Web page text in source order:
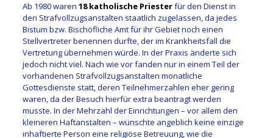
Ab 1980 waren 18 katholische Priesterfür den Dienst in
den Strafvollzugsanstalten staatlich zugelassen, da jedes
Bistum bzw. Bischöfliche Amt für ihr Gebiet noch einen
Stellvertreter benennen durfte, der im Krankheitsfall die
Vertretung übernehmen würde. In der Praxis änderte sich
jedoch nicht viel. Nach wie vor fanden nur in einem Teil der
vorhandenen Strafvollzugsanstalten monatliche
Gottesdienste statt, deren Teilnehmerzahlen eher gering
waren, da der Besuch hierfür extra beantragt werden
musste. In der Mehrzahl der Einrichtungen – vor allem den
kleineren Haftanstalten – wünschte angeblich keine einzige
inhaftierte Person eine religiöse Betreuung, wie die